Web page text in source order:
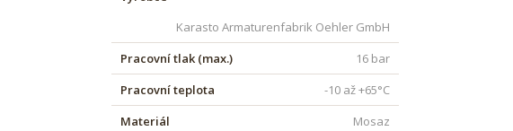
Karasto Armaturenfabrik Oehler GmbH
Pracovní tlak (max.)
16 bar
Pracovní teplota
-10 až +65°C
Materiál
Mosaz